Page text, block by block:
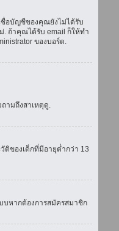
ชื่อบัญชีของคุณยังไม่ได้รับ
. ถ้าคุณได้รับ email ก็ให้ทำ
ของบอร์ด.
ามถึงสาเหตุดู.
ติของเด็กที่มีอายุต่ำกว่า 13
บหากต้องการสมัครสมาชิก